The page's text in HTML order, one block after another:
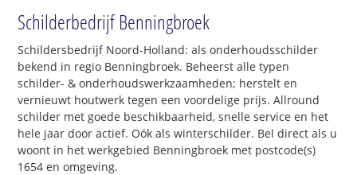
Schilderbedrijf Benningbroek
Schildersbedrijf Noord-Holland: als onderhoudsschilder
bekend in regio Benningbroek. Beheerst alle typen
schilder- & onderhoudswerkzaamheden; herstelt en
vernieuwt houtwerk tegen een voordelige prijs. Allround
schilder met goede beschikbaarheid, snelle service en het
hele jaar door actief. Oók als winterschilder. Bel direct als u
woont in het werkgebied Benningbroek met postcode(s)
1654 en omgeving.